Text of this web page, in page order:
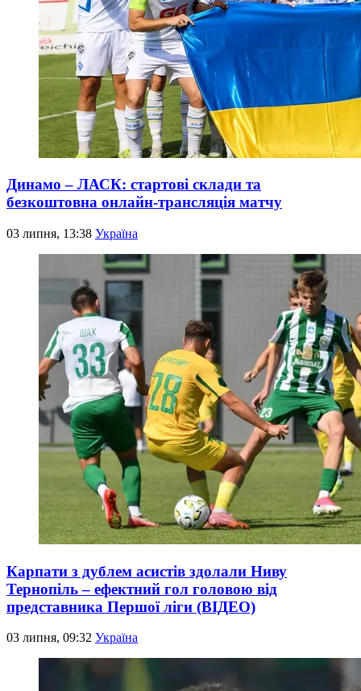
Динамо – ЛАСК: стартові склади та
безкоштовна онлайн-трансляція матчу
03 липня, 13:38 Україна
Карпати з дублем асистів здолали Ниву
Тернопіль – ефектний гол головою від
представника Першої ліги (ВІДЕО)
03 липня, 09:32 Україна